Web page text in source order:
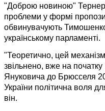
"Доброю новиною" Тернер
проблеми у формі
обвинувачують
українському парламенті.
"Теоретично, цей
звільнено, вже на
Януковича до Брюсселя
України політична воля
він.